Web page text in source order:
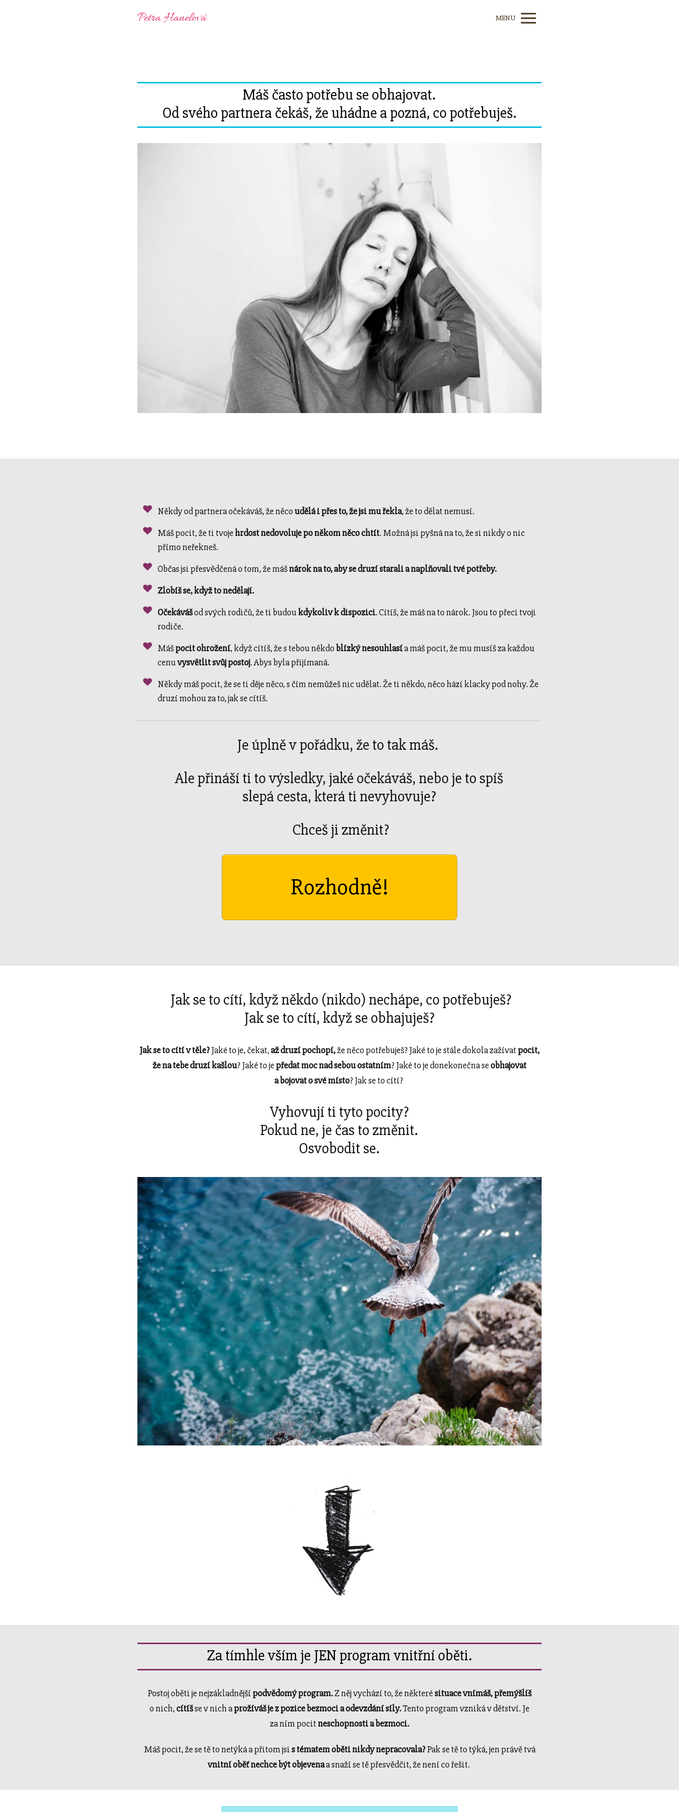
Petra Hanelová MENU
Máš často potřebu se obhajovat.
Od svého partnera čekáš, že uhádne a pozná, co potřebuješ.
Někdy od partnera očekáváš, že něcoudělá i přes to, že jsi mu řekla, že to dělat nemusí.
Máš pocit, že ti tvoje hrdost nedovoluje po někom něco chtít. Možná jsi pyšná na to, že si nikdy o nic
přímo neřekneš.
Občas jsi přesvědčená o tom, že mášnárok na to, aby se druzí starali a naplňovali tvé potřeby.
Zlobíš se, když to nedělají.
Očekávášod svých rodičů, že ti budoukdykoliv k dispozici. Cítíš, že máš na to nárok. Jsou to přeci tvoji
rodiče.
Mášpocit ohrožení, když cítíš, že s tebou někdoblízký nesouhlasía máš pocit, že mu musíš za každou
cenuvysvětlit svůj postoj. Abys byla přijímaná.
Někdy máš pocit, že se ti děje něco, s čím nemůžeš nic udělat. Že ti někdo, něco hází klacky pod nohy. Že
druzí mohou za to, jak se cítíš.
Je úplně v pořádku, že to tak máš.
Ale přináší ti to výsledky, jaké očekáváš, nebo je to spíš
slepá cesta, která ti nevyhovuje?
Chceš ji změnit?
Rozhodně!
Jak se to cítí, když někdo (nikdo) nechápe, co potřebuješ?
Jak se to cítí, když se obhajuješ?
Jak se to cítí v těle?Jaké to je, čekat,až druzí pochopí,že něco potřebuješ? Jaké to je stále dokola zažívat pocit,
že na tebe druzí kašlou? Jaké to jepředat moc nad sebou ostatním? Jaké to je donekonečna seobhajovat
a bojovat o své místo? Jak se to cítí?
Vyhovují ti tyto pocity?
Pokud ne, je čas to změnit.
Osvobodit se.
Za tímhle vším je JEN program vnitřní oběti.
Postoj oběti je nejzákladnější podvědomý program.Z něj vychází to, že některésituace vnímáš, přemýšlíš
o nich,cítíšse v nich aprožíváš je z pozice bezmoci a odevzdání síly.Tento program vzniká v dětství. Je
za ním pocit neschopnosti a bezmoci.
Máš pocit, že se tě to netýká a přitom jsis tématem oběti nikdy nepracovala?Pak se tě to týká, jen právě tvá
vnitní oběť nechce být objevenaa snaží se tě přesvědčit, že není co řešit.